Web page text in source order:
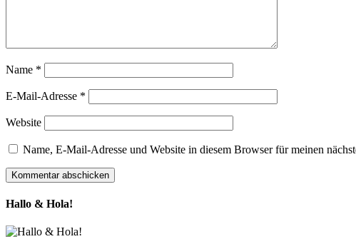
Name *
E-Mail-Adresse *
Website
Name, E-Mail-Adresse und Website in diesem Browser für meinen
Hallo & Hola!